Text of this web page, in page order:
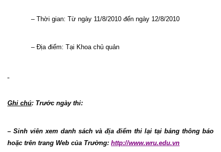
– Thời gian: Từ ngày 11/8/2010 đến ngày 12/8/2010
– Địa điểm: Tại Khoa chủ quản
Ghi chú: Trước ngày thi:
– Sinh viên xem danh sách và địa điểm thi lại tại bảng thông báo
hoặc trên trang Web của Trường: http://www.wru.edu.vn